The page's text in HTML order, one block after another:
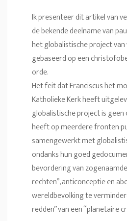
Ik presenteer dit artikel van
de bekende deelname van
het globalistische project
gebaseerd op een
orde.
Het feit dat Franciscus het
Katholieke Kerk heeft
globalistische project is
heeft op meerdere fronten
samengewerkt met
ondanks hun goed
bevordering van
rechten”, anticonceptie en
wereldbevolking te
redden” van een “planetaire